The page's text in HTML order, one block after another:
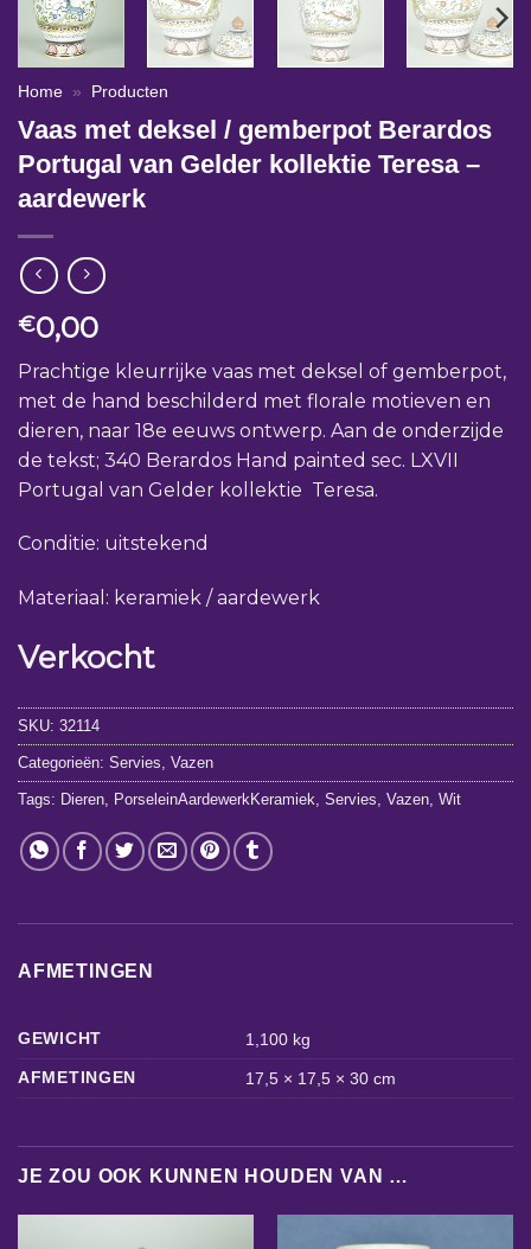
Home » Producten
Vaas met deksel / gemberpot Berardos
Portugal van Gelder kollektie Teresa –
aardewerk
€0,00
Prachtige kleurrijke vaas met deksel of gemberpot,
met de hand beschilderd met florale motieven en
dieren, naar 18e eeuws ontwerp. Aan de onderzijde
de tekst; 340 Berardos Hand painted sec. LXVII
Portugal van Gelder kollektie Teresa.
Conditie: uitstekend
Materiaal: keramiek / aardewerk
Verkocht
SKU: 32114
Categorieën: Servies Vazen
Tags: Dieren PorseleinAardewerkKeramiek Servies Vazen Wit
AFMETINGEN
GEWICHT
1,100 kg
AFMETINGEN
17,5 × 17,5 × 30 cm
JE ZOU OOK KUNNEN HOUDEN VAN …